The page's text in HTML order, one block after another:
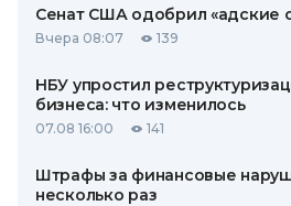
Сенат США одобрил «адские
Вчера 08:07 139
НБУ упростил
бизнеса: что изменилось
07.08 16:00 141
Штрафы за финансовые
несколько раз